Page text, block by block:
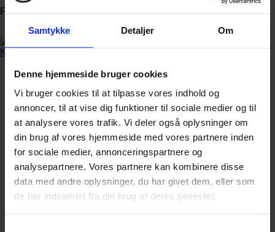
Samtykke Detaljer Om
Denne hjemmeside bruger cookies
Vi bruger cookies til at tilpasse vores indhold og
annoncer, til at vise dig funktioner til sociale medier og til
at analysere vores trafik. Vi deler også oplysninger om
din brug af vores hjemmeside med vores partnere inden
for sociale medier, annonceringspartnere og
analysepartnere. Vores partnere kan kombinere disse
data med andre oplysninger, du har givet dem, eller som
de har indsamlet fra din brug af deres tjenester.
FLERE NYHEDER